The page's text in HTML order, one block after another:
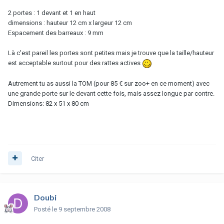
2 portes : 1 devant et 1 en haut
dimensions : hauteur 12 cm x largeur 12 cm
Espacement des barreaux : 9 mm
Là c'est pareil les portes sont petites mais je trouve que la taille/hauteur
est acceptable surtout pour des rattes actives
Autrement tu as aussi la TOM (pour 85 € sur zoo+ en ce moment) avec
une grande porte sur le devant cette fois, mais assez longue par contre.
Dimensions: 82 x 51 x 80 cm
Citer
Doubi
Posté le 9 septembre 2008